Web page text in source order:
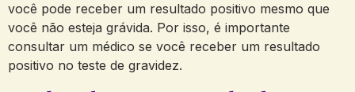
você pode receber um resultado positivo mesmo que
você não esteja grávida. Por isso, é importante
consultar um médico se você receber um resultado
positivo no teste de gravidez.